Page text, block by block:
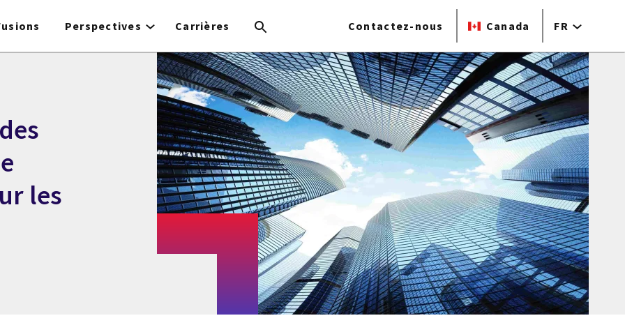
Perspectives Carrières Contactez-nous Canada FR
les